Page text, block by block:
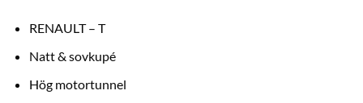
RENAULT – T
Natt & sovkupé
Hög motortunnel